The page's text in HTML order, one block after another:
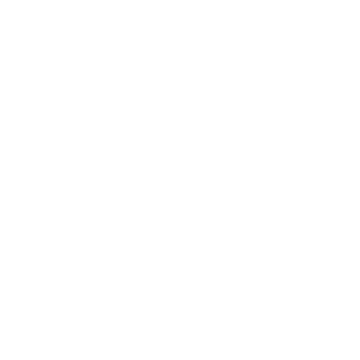
to wishlist
Xám Đậm - HLW113CV to cart
HLW112 - Màu Xám Đậm - HLW112CV to wishlist
Locknlock HLW112 - Màu Xám Đậm - HLW112CV to cart
Memory Foam Pillow LocknLock HLW115 - Màu Xám Đậm -